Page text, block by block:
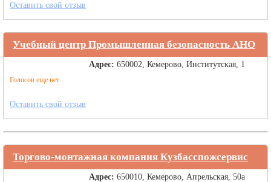
Оставить свой отзыв
Учебный центр Промышленная безопасность АНО
Голосов еще нет
Адрес: 650002, Кемерово, Институтская, 1
Оставить свой отзыв
Торгово-монтажная компания Кузбасспожсервис
Адрес: 650010, Кемерово, Апрельская, 50а